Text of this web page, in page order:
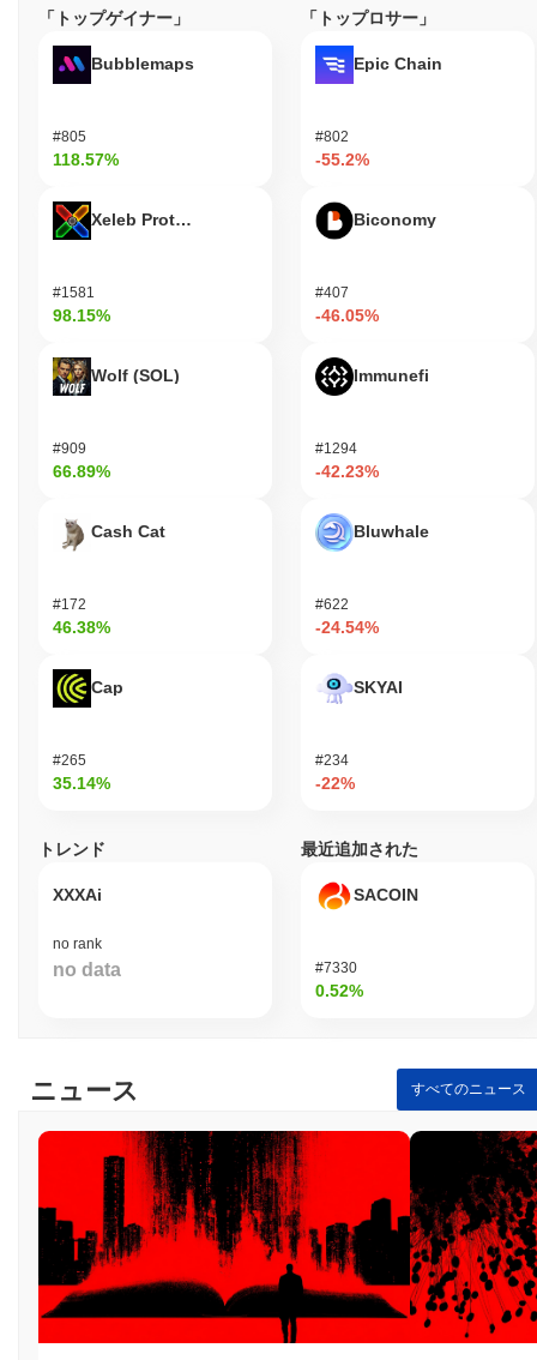
「トップゲイナー」
Bubblemaps
#805
118.57%
Xeleb Protocol
#1581
98.15%
Wolf (SOL)
#909
66.89%
Cash Cat
#172
46.38%
Cap
#265
35.14%
「トップロサー」
Epic Chain
#802
-55.2%
Biconomy
#407
-46.05%
Immunefi
#1294
-42.23%
Bluwhale
#622
-24.54%
SKYAI
#234
-22%
トレンド
XXXAi
no rank
no data
最近追加された
SACOIN
#7330
0.52%
ニュース すべてのニュース